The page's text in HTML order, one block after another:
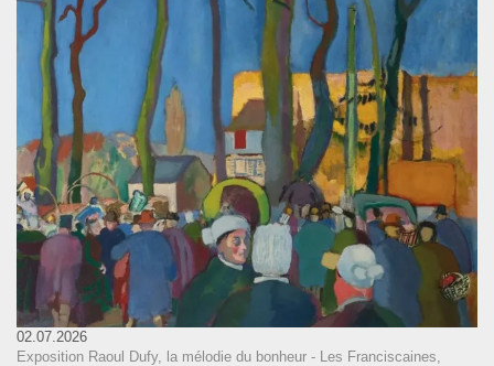
02.07.2026
Exposition Raoul Dufy, la mélodie du bonheur - Les Franciscaines,